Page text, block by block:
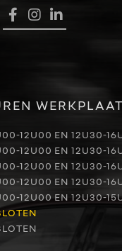
VERHUUR
ONS
BIJ
12U00 EN 12U30-
12U00 EN 12U30-
12U00 EN 12U30-
12U00 EN 12U30-
12U00 EN 12U30-